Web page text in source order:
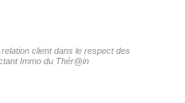
client dans le respect des
Immo du Thér@in